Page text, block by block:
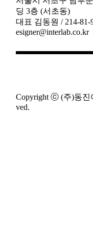
딩 3층 (서초동)
대표 김동원 / 214-81-
esigner@interlab.co.kr
Copyright ⓒ (주)동진
ved.